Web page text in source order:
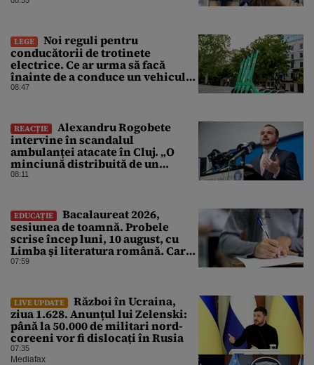
LEGE
Noi reguli pentru
conducătorii de trotinete
electrice. Ce ar urma să facă
înainte de a conduce un vehicul
pe drumurile publice
08:47
REACȚIE
Alexandru Rogobete
intervine în scandalul
ambulanței atacate în Cluj. „O
minciună distribuită de un
milion de ori rămâne o
08:11
EDUCAȚIE
Bacalaureat 2026,
sesiunea de toamnă. Probele
scrise încep luni, 10 august, cu
Limba și literatura română. Care
sunt regulile promovării
07:59
LIVE UPDATE
Război în Ucraina,
ziua 1.628. Anunțul lui Zelenski:
până la 50.000 de militari nord-
coreeni vor fi dislocați în Rusia
07:35
Mediafax